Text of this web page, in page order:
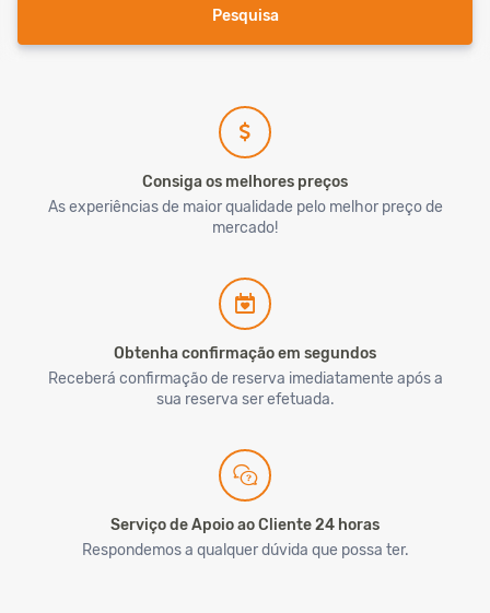
Pesquisa
Consiga os melhores preços
As experiências de maior qualidade pelo melhor preço de
mercado!
Obtenha confirmação em segundos
Receberá confirmação de reserva imediatamente após a
sua reserva ser efetuada.
Serviço de Apoio ao Cliente 24 horas
Respondemos a qualquer dúvida que possa ter.